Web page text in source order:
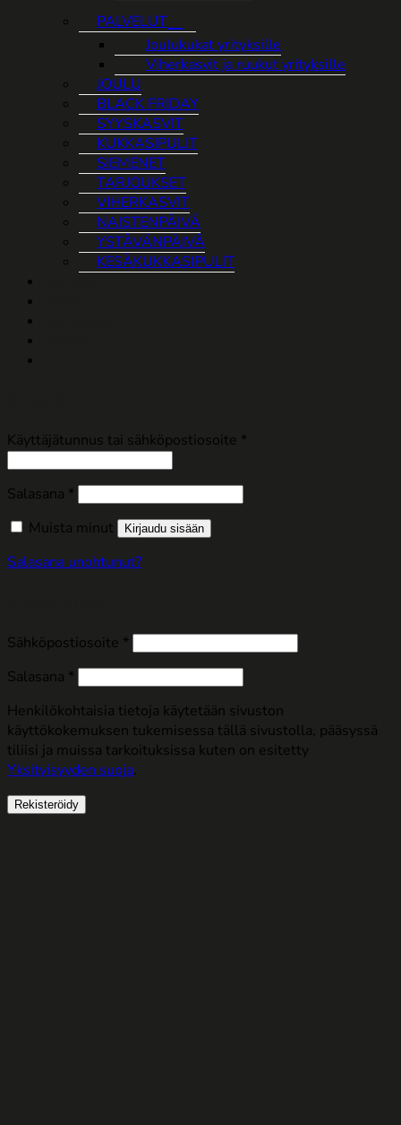
PALVELUT
Joulukukat yrityksille
Viherkasvit ja ruukut yrityksille
JOULU
BLACK FRIDAY
SYYSKASVIT
KUKKASIPULIT
SIEMENET
TARJOUKSET
VIHERKASVIT
NAISTENPÄIVÄ
YSTÄVÄNPÄIVÄ
KESÄKUKKASIPULIT
Käyttäjätunnus tai sähköpostiosoite *
Salasana *
Muista minut
Kirjaudu sisään
Salasana unohtunut?
Sähköpostiosoite *
Salasana *
Henkilökohtaisia tietoja käytetään sivuston
käyttökokemuksen tukemisessa tällä sivustolla, pääsyssä
tiliisi ja muissa tarkoituksissa kuten on esitetty
Yksityisyyden suoja.
Rekisteröidy